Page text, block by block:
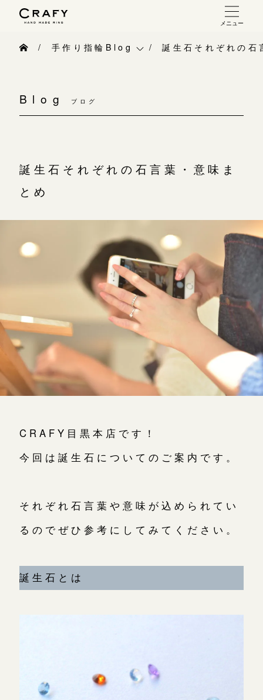
メニュー
指輪制作の流れ
指輪作品集
よくあるご質問
アフターケア・保証
CRAFYについて
SNS・ブログ
ブログ
プライバシーポリシー
用語集
Blog ブログ
手作り指輪Blog
手作り指輪作品集
お客様インタビュー
結婚指輪手作り工房のご案内
誕生石それぞれの石
誕生石それぞれの石言葉・意味ま
とめ
CRAFY目黒本店です！
今回は誕生石についてのご案内です。
それぞれ石言葉や意味が込められてい
るのでぜひ参考にしてみてください。
誕生石とは
10:00～18:00 /年中無休
年末年始は除く
こちら
表参道店 来店ご予約
来店ご予約
鎌倉店 来店ご予約
川越店 来店ご予約
軽井沢店
大阪本店
京都店 来店ご予約
オーダーメイド